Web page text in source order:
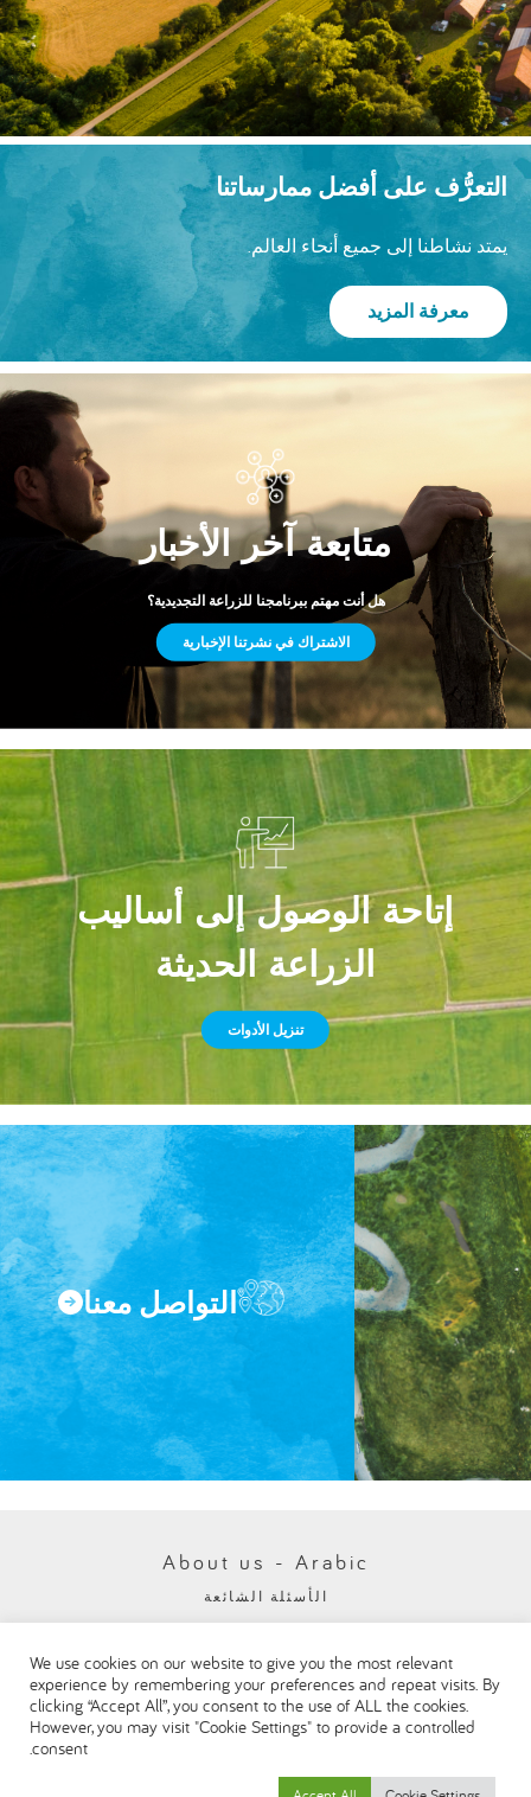
التعرُّف على أفضل ممارساتنا
يمتد نشاطنا إلى جميع أنحاء العالم.
معرفة المزيد
متابعة آخر الأخبار
هل أنت مهتم ببرنامجنا للزراعة التجديدية؟
الاشتراك في نشرتنا الإخبارية
إتاحة الوصول إلى أساليب
الزراعة الحديثة
تنزيل الأدوات
التواصل معنا
About us - Arabic
الأسئلة الشائعة
Visit our Danone corporate website
We use cookies on our website to give you the most relevant
experience by remembering your preferences and repeat visits. By
clicking “Accept All”, you consent to the use of ALL the cookies.
However, you may visit "Cookie Settings" to provide a controlled
consent.